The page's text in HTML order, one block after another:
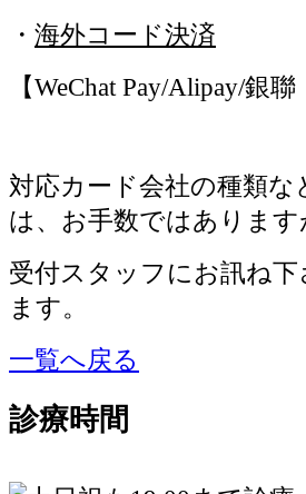
・ 海外コード決済
【WeChat Pay/Alipay/銀聯
対応カード会社の種類
は、お手数ではあります
受付スタッフにお訊ね
ます。
一覧へ戻る
診療時間